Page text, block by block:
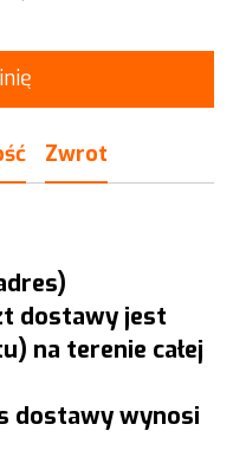
Zwrot
dostawy jest
na terenie całej
dostawy wynosi